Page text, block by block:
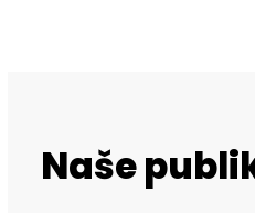
Naše